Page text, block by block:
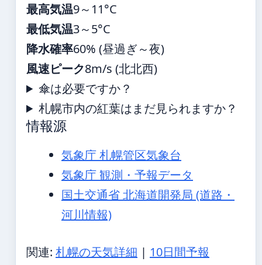
最高気温9～11°C
最低気温3～5°C
降水確率60% (昼過ぎ～夜)
風速ピーク8m/s (北北西)
傘は必要ですか？
札幌市内の紅葉はまだ見られますか？
情報源
気象庁 札幌管区気象台
気象庁 観測・予報データ
国土交通省 北海道開発局 (道路・
河川情報)
関連: 札幌の天気詳細 | 10日間予報